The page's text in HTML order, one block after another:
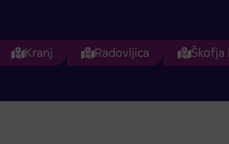
Kranj Radovljica Škofja